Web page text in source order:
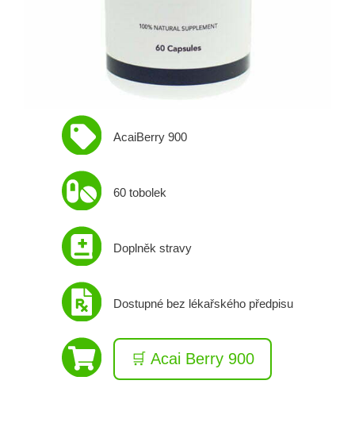
AcaiBerry 900
60 tobolek
Doplněk stravy
Dostupné bez lékařského předpisu
🛒 Acai Berry 900